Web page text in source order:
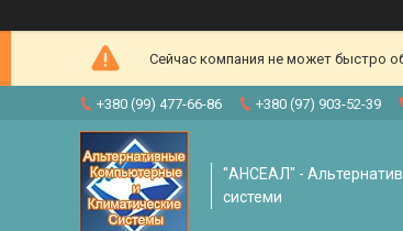
Сейчас компания не может быстро
+380 (99) 477-66-86 +380 (97) 903-52-39
"АНСЕАЛ" -
системи